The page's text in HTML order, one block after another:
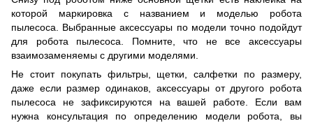
которой маркировка с названием и моделью робота
пылесоса. Выбранные аксессуары по модели точно подойдут
для робота пылесоса. Помните, что не все аксессуары
взаимозаменяемы с другими моделями.
Не стоит покупать фильтры, щетки, салфетки по размеру,
даже если размер одинаков, аксессуары от другого робота
пылесоса не зафиксируются на вашей работе. Если вам
нужна консультация по определению модели робота, вы